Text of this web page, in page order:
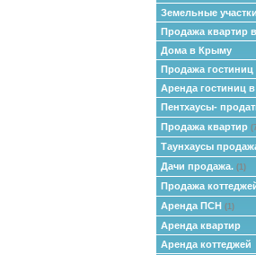
Земельные
Продажа квартир
Дома в Крыму
Продажа
Аренда гостиниц
Пентхаусы-
Продажа квартир
Таунхаусы
Дачи продажа. (1)
Продажа
Аренда ПСН (1)
Аренда квартир
Аренда коттеджей